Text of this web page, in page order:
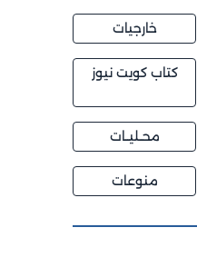
خارجيات
كتاب كويت نيوز
محــليــات
منوعات